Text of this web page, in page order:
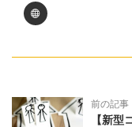
前の記事
【新